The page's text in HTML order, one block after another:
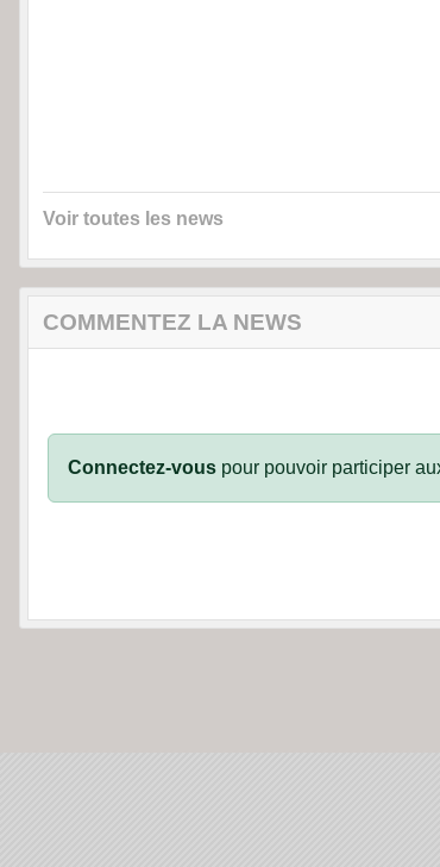
Voir toutes les news
COMMENTEZ LA NEWS
Connectez-vous pour pouvoir participer